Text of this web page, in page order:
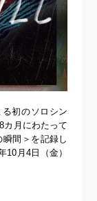
初のソロシン
カ月にわたって
間＞を記録し
10月4日（金）